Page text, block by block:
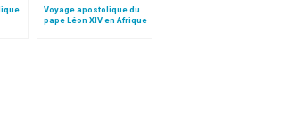
Voyage apostolique du
pape Léon XIV en Afrique